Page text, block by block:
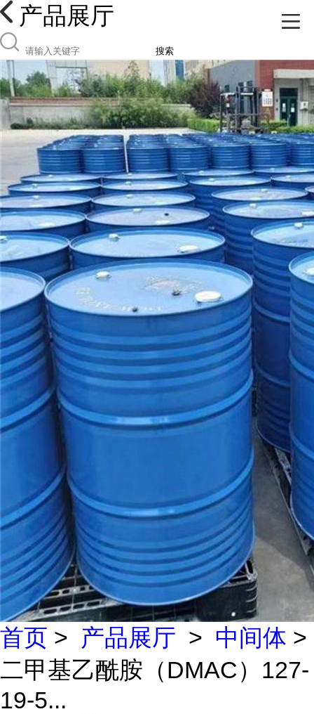
产品展厅
搜索
首页 > 产品展厅 > 中间体 >
二甲基乙酰胺（DMAC）127-
19-5...